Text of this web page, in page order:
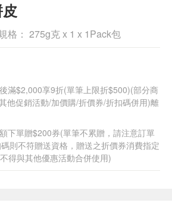
格： 275g克 x 1 x 1Pack包
滿$2,000享9折(單筆上限折$500)(部分商
他促銷活動/加價購/折價券/折扣碼併用)離
下單贈$200券(單筆不累贈，請注意訂單
則不符贈送資格，贈送之折價券消費指定
得與其他優惠活動合併使用)